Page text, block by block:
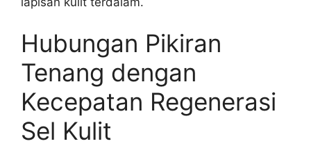
Hubungan Pikiran
Tenang dengan
Kecepatan Regenerasi
Sel Kulit